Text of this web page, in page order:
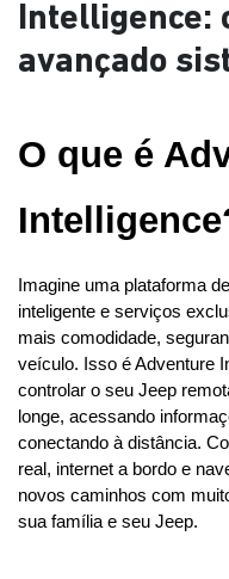
Intelligence:
avançado
O que é
Imagine uma plataforma
inteligente e serviços
mais comodidade,
veículo. Isso é Adventure
controlar o seu Jeep
longe, acessando
conectando à distância.
real, internet a bordo e
novos caminhos com
sua família e seu Jeep.